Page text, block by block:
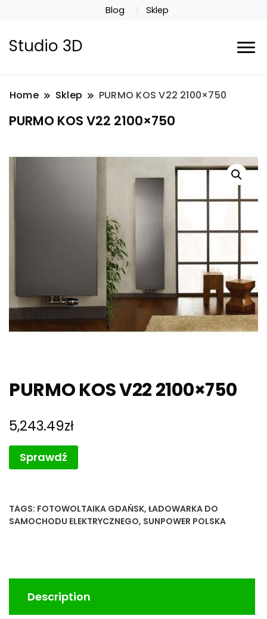
Blog Sklep
Studio 3D
Home Sklep PURMO KOS V22 2100×750
PURMO KOS V22 2100×750
PURMO KOS V22 2100×750
5,243.49zł
Sprawdź
TAGS: FOTOWOLTAIKA GDAŃSK, ŁADOWARKA DO
SAMOCHODU ELEKTRYCZNEGO, SUNPOWER POLSKA
Description